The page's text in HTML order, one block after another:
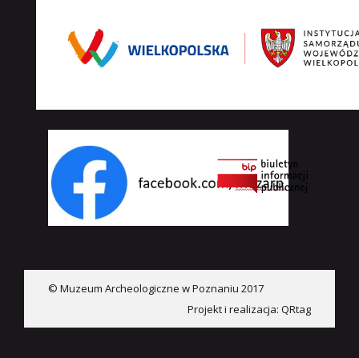
© Muzeum Archeologiczne w Poznaniu 2017
Projekt i realizacja: QRtag